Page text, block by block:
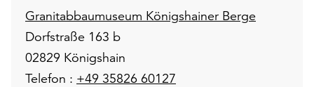
Granitabbaumuseum Königshainer Berge
Dorfstraße 163 b
02829 Königshain
Telefon : +49 35826 60127